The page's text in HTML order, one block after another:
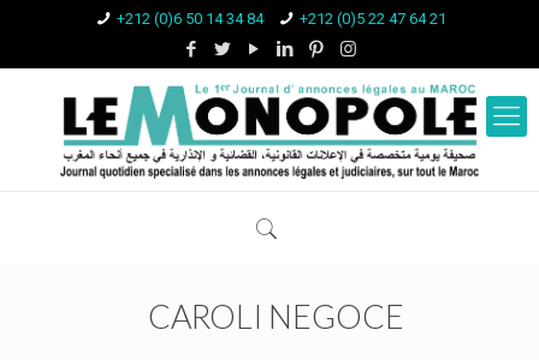
+212 (0)6 50 14 34 84 +212 (0)5 22 47 64 21
CAROLI NEGOCE